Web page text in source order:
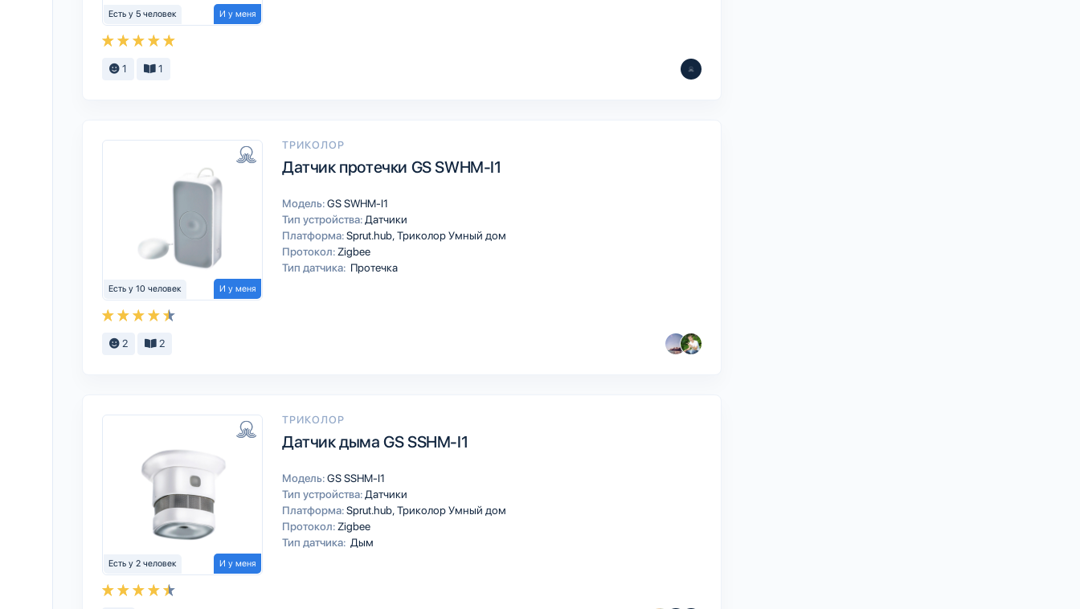
Есть у 5 человек И у меня
1 1
Есть у 10 человек И у меня
ТРИКОЛОР
Датчик протечки GS SWHM-I1
Модель:GS SWHM-I1
Тип устройства: Датчики
Платформа:Sprut.hubТриколор Умный дом
Протокол: Zigbee
Тип датчика: Протечка
2 2
Есть у 2 человек И у меня
ТРИКОЛОР
Датчик дыма GS SSHM-I1
Модель:GS SSHM-I1
Тип устройства: Датчики
Платформа:Sprut.hubТриколор Умный дом
Протокол: Zigbee
Тип датчика: Дым